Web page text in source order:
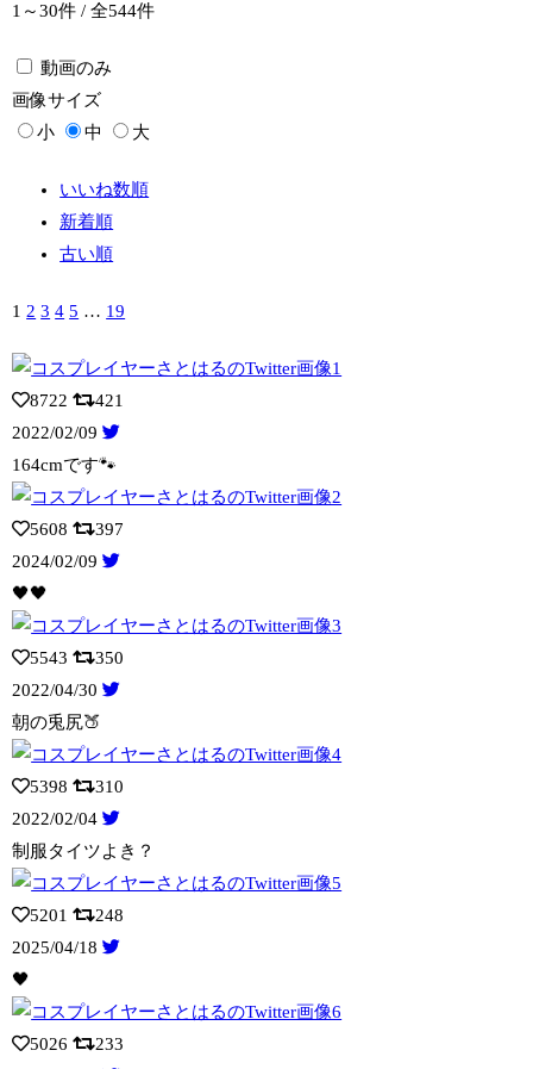
1～30件 / 全544件
動画のみ
画像サイズ
小
中 大
いいね数順
新着順
古い順
1 2 3 4 5 … 19
8722
421
2022/02/09
164cmです🐾
5608
397
2024/02/09
🖤🖤
5543
350
2022/04/30
朝の兎尻🍑
5398
310
2022/02/04
制服タイツよき？
5201
248
2025/04/18
🖤
5026
233